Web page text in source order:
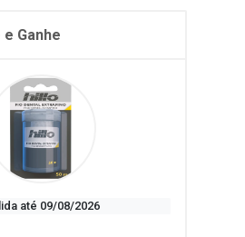
Ganhe
até 09/08/2026